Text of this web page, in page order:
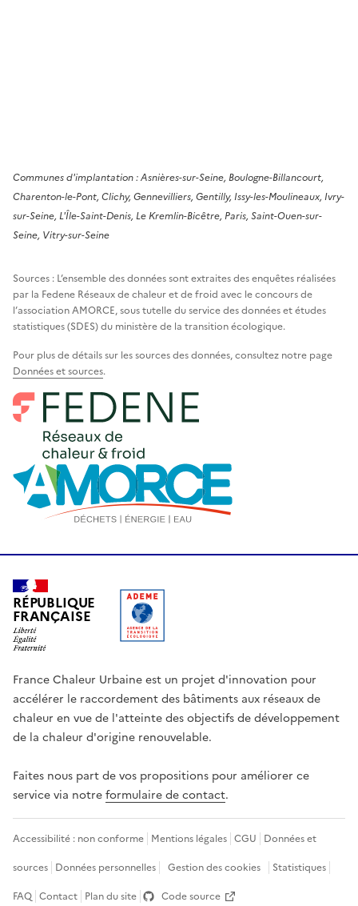
Communesd'implantation :Asnières-sur-Seine, Boulogne-Billancourt,
Charenton-le-Pont, Clichy, Gennevilliers, Gentilly, Issy-les-Moulineaux, Ivry-
sur-Seine, L'Île-Saint-Denis, Le Kremlin-Bicêtre, Paris, Saint-Ouen-sur-
Seine, Vitry-sur-Seine
Sources : L’ensemble des données sont extraites des enquêtes réalisées
par la Fedene Réseaux de chaleur et de froid avec le concours de
l’association AMORCE, sous tutelle du service des données et études
statistiques (SDES) du ministère de la transition écologique.
Pour plus de détails sur les sources des données, consultez notre page
Données et sources.
RÉPUBLIQUE
FRANÇAISE
France Chaleur Urbaine est un projet d'innovation pour
accélérer le raccordement des bâtiments aux réseaux de
chaleur en vue de l'atteinte des objectifs de développement
de la chaleur d'origine renouvelable.
Faites nous part de vos propositions pour améliorer ce
service via notreformulaire de contact.
Accessibilité : non conforme Mentions légales CGU
Données et
sources Données personnelles Gestion des cookies
Statistiques
FAQ Contact Plan du site Code source